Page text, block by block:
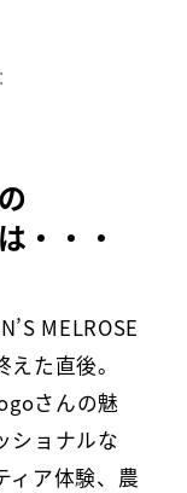
・・・
MELROSE
た直後。
さんの魅
ショナルな
ィア体験、農